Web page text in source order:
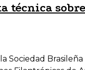
técnica